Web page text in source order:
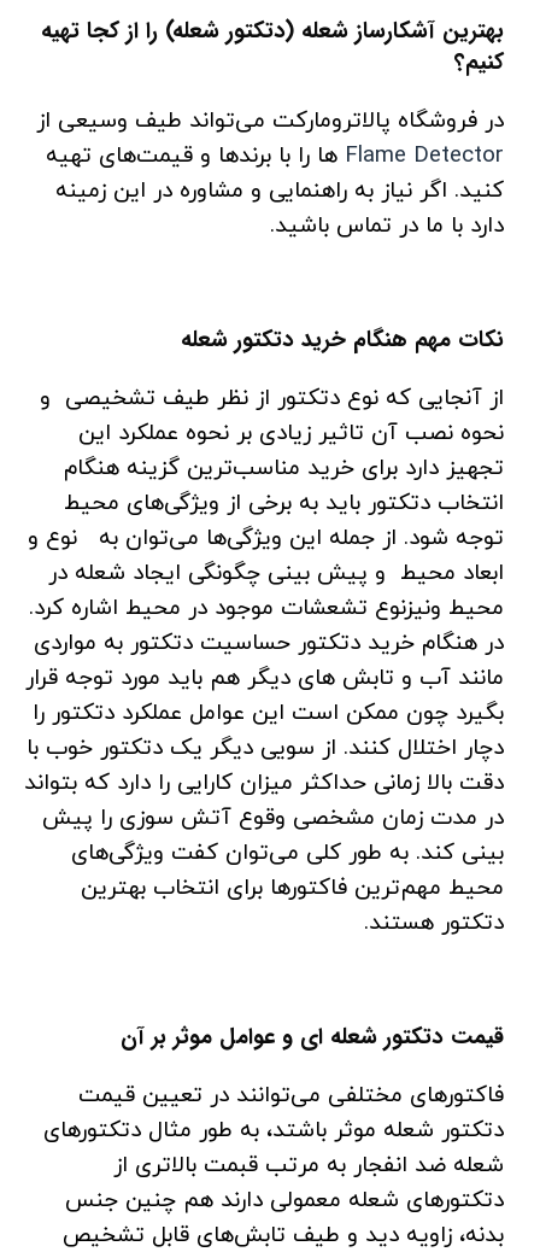
بهترین آشکارساز شعله (دتکتور شعله) را از کجا تهیه
کنیم؟
در فروشگاه پالاترومارکت می‌تواند طیف وسیعی از
Flame Detector ها را با برندها و قیمت‌های تهیه
کنید. اگر نیاز به راهنمایی و مشاوره در این زمینه
دارد با ما در تماس باشید.
نکات مهم هنگام خرید دتکتور شعله
از آنجایی که نوع دتکتور از نظر طیف تشخیصی و
نحوه نصب آن تاثیر زیادی بر نحوه عملکرد این
تجهیز دارد برای خرید مناسب‌ترین گزینه هنگام
انتخاب دتکتور باید به برخی از ویژگی‌های محیط
توجه شود. از جمله این ویژگی‌ها می‌توان به نوع و
ابعاد محیط و پیش بینی چگونگی ایجاد شعله در
محیط ونیزنوع تشعشات موجود در محیط اشاره کرد.
در هنگام خرید دتکتور حساسیت دتکتور به مواردی
مانند آب و تابش های دیگر هم باید مورد توجه قرار
بگیرد چون ممکن است این عوامل عملکرد دتکتور را
دچار اختلال کنند. از سویی دیگر یک دتکتور خوب با
دقت بالا زمانی حداکثر میزان کارایی را دارد که بتواند
در مدت زمان مشخصی وقوع آتش سوزی را پیش
بینی کند. به طور کلی می‌توان کفت ویژگی‌های
محیط مهم‌ترین فاکتورها برای انتخاب بهترین
دتکتور هستند.
قیمت دتکتور شعله ای و عوامل موثر بر آن
فاکتورهای مختلفی می‌توانند در تعیین قیمت
دتکتور شعله موثر باشتد، به طور مثال دتکتورهای
شعله ضد انفجار به مرتب قبمت بالاتری از
دتکتورهای شعله معمولی دارند‌ هم چنین جنس
بدنه، زاویه دید و طیف تابش‌های قابل تشخیص